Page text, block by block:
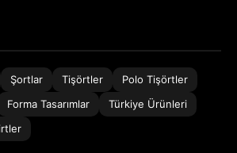
Şortlar Tişörtler
Polo Tişörtler
Forma Tasarımlar
Türkiye Ürünleri